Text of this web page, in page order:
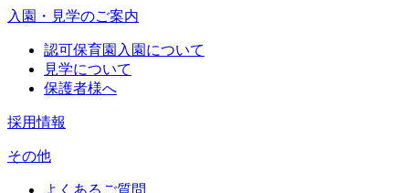
入園・見学のご案内
認可保育園入園について
見学について
保護者様へ
採用情報
その他
よくあるご質問